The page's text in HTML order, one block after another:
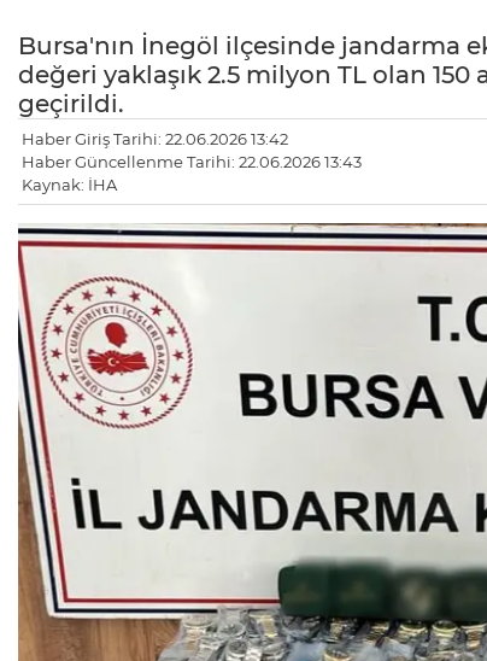
Bursa'nın İnegöl ilçesinde jandarma
değeri yaklaşık 2.5 milyon TL olan
geçirildi.
Haber Giriş Tarihi: 22.06.2026 13:42
Haber Güncellenme Tarihi: 22.06.2026 13:43
Kaynak: İHA